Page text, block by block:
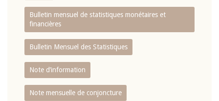
Bulletin mensuel de statistiques monétaires et
financières
Bulletin Mensuel des Statistiques
Note d’information
Note mensuelle de conjoncture